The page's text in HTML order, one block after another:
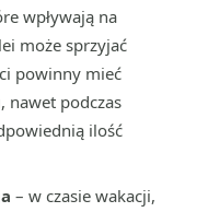
wpływają na
może sprzyjać
powinny mieć
nawet podczas
ilość
– w czasie wakacji,